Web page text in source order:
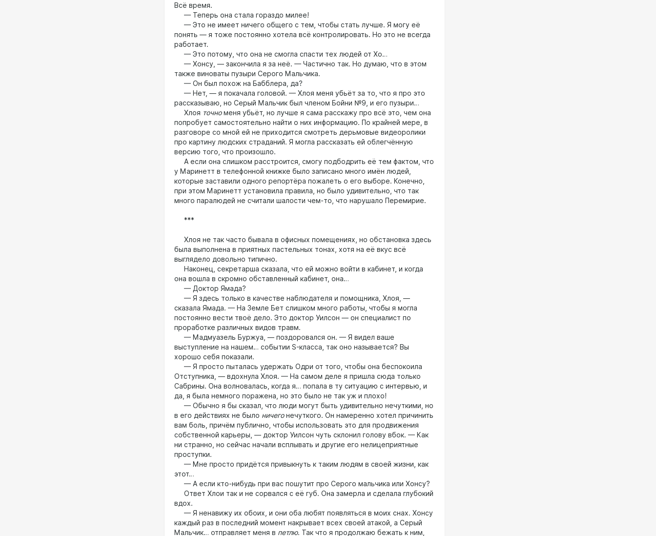
Всё время.
— Теперь она стала гораздо милее!
— Это не имеет ничего общего с тем, чтобы стать лучше. Я могу её
понять — я тоже постоянно хотела всё контролировать. Но это не всегда
работает.
— Это потому, что она не смогла спасти тех людей от Хо…
— Хонсу, — закончила я за неё. — Частично так. Но думаю, что в этом
также виноваты пузыри Серого Мальчика.
— Он был похож на Бабблера, да?
— Нет, — я покачала головой. — Хлоя меня убьёт за то, что я про это
рассказываю, но Серый Мальчик был членом Бойни №9, и его пузыри…
Хлоя точноменя убьёт, но лучше я сама расскажу про всё это, чем она
попробует самостоятельно найти о них информацию. По крайней мере, в
разговоре со мной ей не приходится смотреть дерьмовые видеоролики
про картину людских страданий. Я могла рассказать ей облегчённую
версию того, что произошло.
А если она слишком расстроится, смогу подбодрить её тем фактом, что
у Маринетт в телефонной книжке было записано много имён людей,
которые заставили одного репортёра пожалеть о его выборе. Конечно,
при этом Маринетт установила правила, но было удивительно, что так
много паралюдей не считали шалости чем-то, что нарушало Перемирие.
***
Хлоя не так часто бывала в офисных помещениях, но обстановка здесь
была выполнена в приятных пастельных тонах, хотя на её вкус всё
выглядело довольно типично.
Наконец, секретарша сказала, что ей можно войти в кабинет, и когда
она вошла в скромно обставленный кабинет, она…
— Доктор Ямада?
— Я здесь только в качестве наблюдателя и помощника, Хлоя, —
сказала Ямада. — На Земле Бет слишком много работы, чтобы я могла
постоянно вести твоё дело. Это доктор Уилсон — он специалист по
проработке различных видов травм.
— Мадмуазель Буржуа, — поздоровался он. — Я видел ваше
выступление на нашем… событии S-класса, так оно называется? Вы
хорошо себя показали.
— Я просто пыталась удержать Одри от того, чтобы она беспокоила
Отступника, — вдохнула Хлоя. — На самом деле я пришла сюда только
Сабрины. Она волновалась, когда я… попала в ту ситуацию с интервью, и
да, я была немного поражена, но это было не так уж и плохо!
— Обычно я бы сказал, что люди могут быть удивительно нечуткими, но
в его действиях не было ничегонечуткого. Он намеренно хотел причинить
вам боль, причём публично, чтобы использовать это для продвижения
собственной карьеры, — доктор Уилсон чуть склонил голову вбок. — Как
ни странно, но сейчас начали всплывать и другие его нелицеприятные
проступки.
— Мне просто придётся привыкнуть к таким людям в своей жизни, как
этот…
— А если кто-нибудь при вас пошутит про Серого мальчика или Хонсу?
Ответ Хлои так и не сорвался с её губ. Она замерла и сделала глубокий
вдох.
— Я ненавижу их обоих, и они оба любят появляться в моих снах. Хонсу
каждый раз в последний момент накрывает всех своей атакой, а Серый
Мальчик… отправляет меня в петлю. Так что я продолжаю бежать к ним,